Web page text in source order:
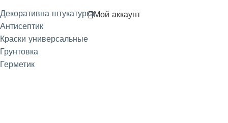
Декоративна штукатурка
Антисептик
Краски универсальные
Грунтовка
Герметик
Мой аккаунт